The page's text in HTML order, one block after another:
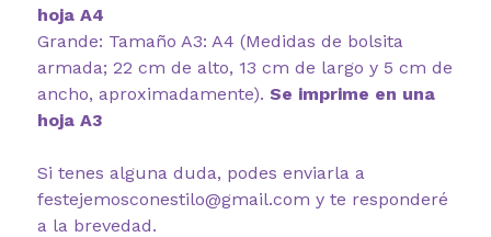
hoja A4
Grande: Tamaño A3: A4 (Medidas de bolsita
armada; 22 cm de alto, 13 cm de largo y 5 cm de
ancho, aproximadamente). Se imprime en una
hoja A3
Si tenes alguna duda, podes enviarla a
festejemosconestilo@gmail.com y te responderé
a la brevedad.